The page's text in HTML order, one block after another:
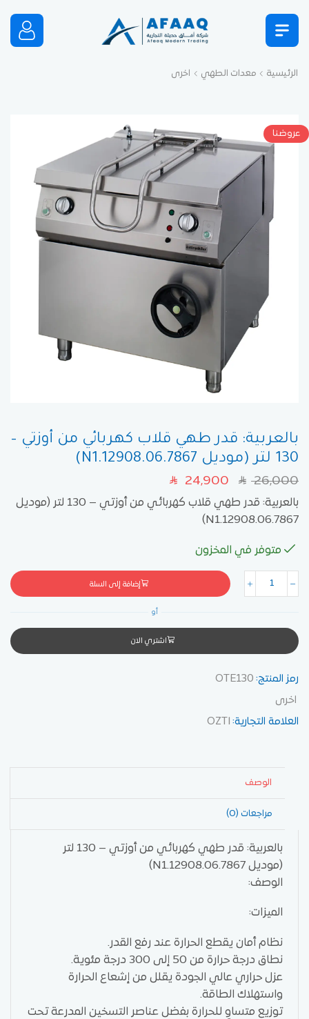
الرئيسية معدات الطهي اخرى
عروضنا
بالعربية: قدر طهي قلاب كهربائي من أوزتي –
130 لتر (موديل 7867.N1.12908.06)
SAR 26,000
SAR 24,900
بالعربية: قدر طهي قلاب كهربائي من أوزتي – 130 لتر (موديل
7867.N1.12908.06)
متوفر في المخزون
إضافة إلى السلة
أو
اشتري الان
رمز المنتج: OTE130
اخرى
العلامة التجارية: OZTI
الوصف
مراجعات (0)
بالعربية: قدر طهي كهربائي من أوزتي – 130 لتر
(موديل 7867.N1.12908.06)
الوصف:
الميزات:
نظام أمان يقطع الحرارة عند رفع القدر.
نطاق درجة حرارة من 50 إلى 300 درجة مئوية.
عزل حراري عالي الجودة يقلل من إشعاع الحرارة
واستهلاك الطاقة.
توزيع متساوٍ للحرارة بفضل عناصر التسخين المدرعة تحت